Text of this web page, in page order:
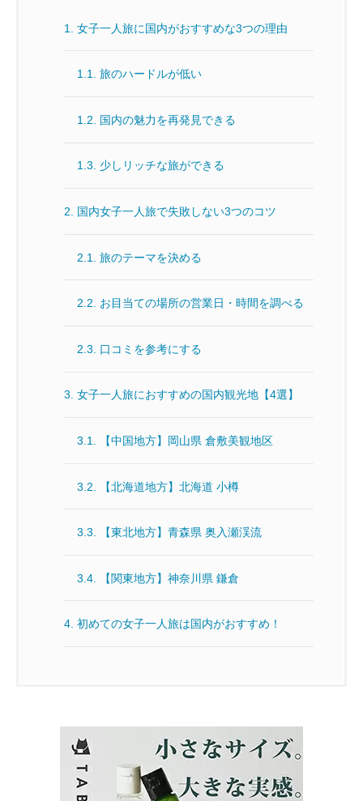
1.女子一人旅に国内がおすすめな3つの理由
1.1.旅のハードルが低い
1.2. 国内の魅力を再発見できる
1.3. 少しリッチな旅ができる
2. 国内女子一人旅で失敗しない3つのコツ
2.1.旅のテーマを決める
2.2. お目当ての場所の営業日・時間を調べる
2.3. 口コミを参考にする
3.女子一人旅におすすめの国内観光地【4選】
3.1. 【中国地方】岡山県 倉敷美観地区
3.2. 【北海道地方】北海道 小樽
3.3. 【東北地方】青森県 奥入瀬渓流
3.4. 【関東地方】神奈川県 鎌倉
4.初めての女子一人旅は国内がおすすめ！